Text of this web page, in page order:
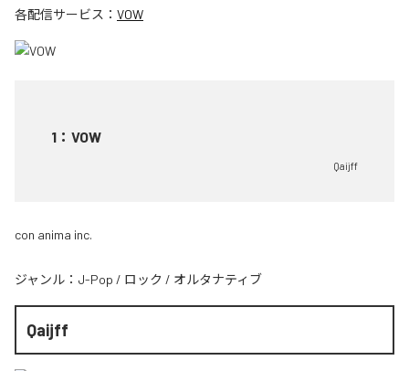
各配信サービス： VOW
1 ： VOW
Qaijff
con anima inc.
ジャンル： J-Pop / ロック / オルタナティブ
Qaijff